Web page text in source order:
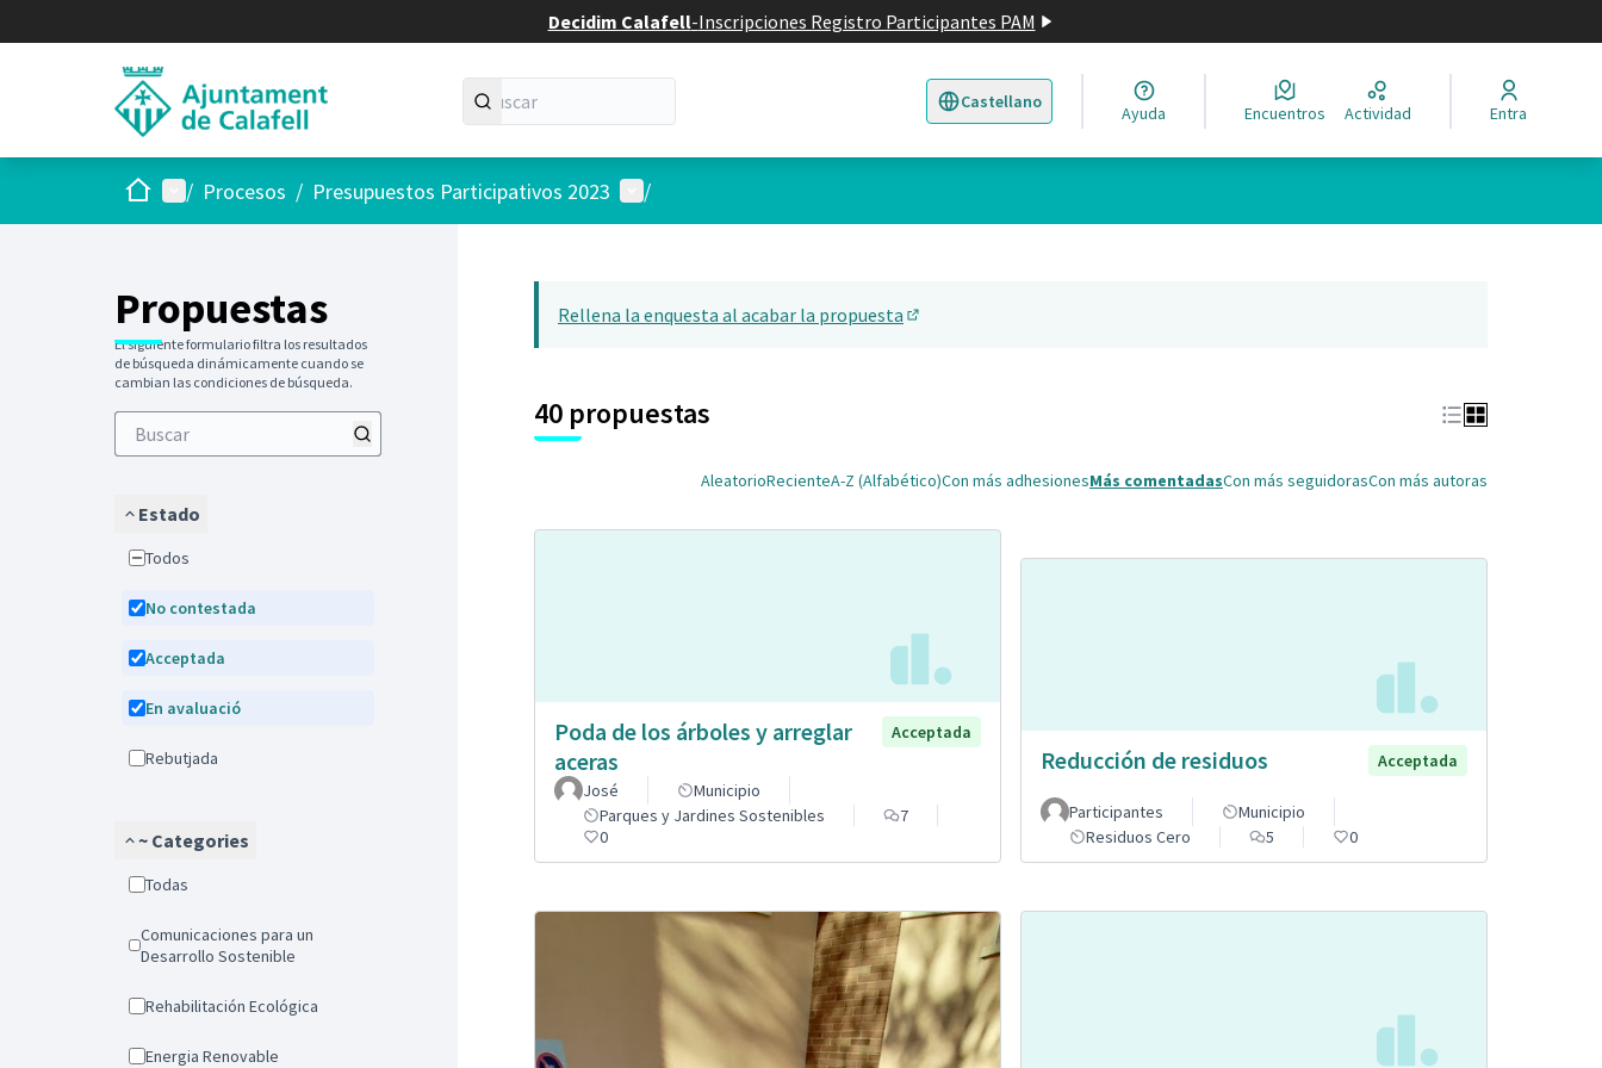
Decidim Calafell-Inscripciones Registro Participantes PAM
Castellano
Triar la llengua Elegir el idioma
Ayuda Encuentros Actividad Entra
InicioMenú principal
/ Procesos / Presupuestos Participativos 2023 Menú de usuario
/
Propuestas
El siguiente formulario filtra los resultados
de búsqueda dinámicamente cuando se
cambian las condiciones de búsqueda.
Estado
Todos
No contestada
Acceptada
En avaluació
Rebutjada
~ Categories
Todas
Comunicaciones para un
Desarrollo Sostenible
Rehabilitación Ecológica
Energia Renovable
Rellena la enquesta al acabar la propuesta
40 propuestas
AleatorioRecienteA-Z (Alfabético)Con más adhesionesMás comentadasCon más seguidorasCon más autoras
Poda de los árboles y arreglar
aceras
Acceptada
José
Municipio
Parques y Jardines Sostenibles
7
0
Reducción de residuos Acceptada
Participantes
Municipio
Residuos Cero
5 0